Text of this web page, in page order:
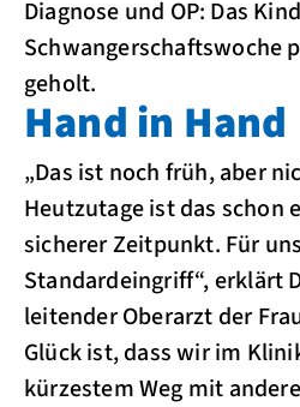
Diagnose und OP: Das
Schwangerschaftswoche
geholt.
Hand in Hand
„Das ist noch früh, aber
Heutzutage ist das schon
sicherer Zeitpunkt. Für
Standardeingriff“, erklärt
leitender Oberarzt der
Glück ist, dass wir im
kürzestem Weg mit